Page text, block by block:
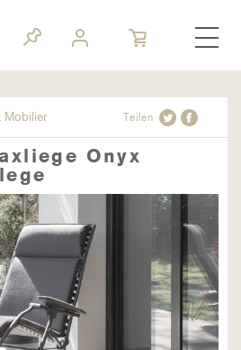
Mobilier Teilen
Onyx